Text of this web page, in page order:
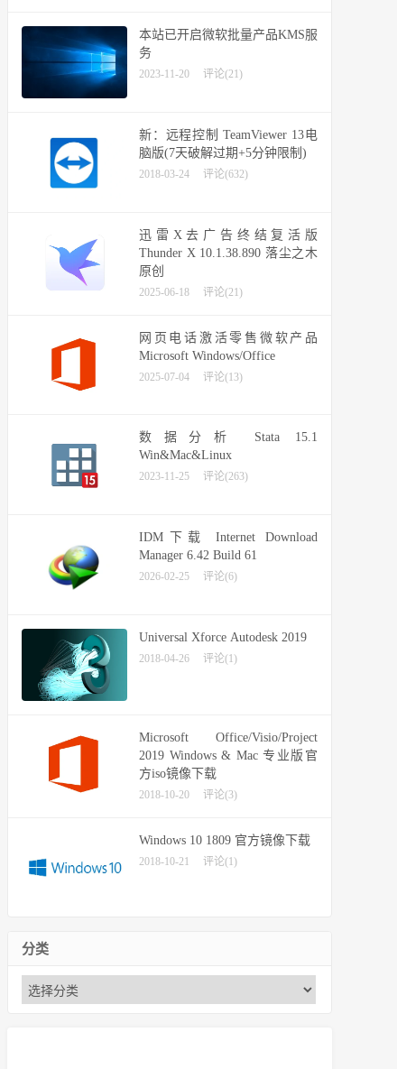
本站已开启微软批量产品KMS服
务
2023-11-20 评论(21)
新：远程控制 TeamViewer 13电
脑版(7天破解过期+5分钟限制)
2018-03-24 评论(632)
迅雷X去广告终结复活版
Thunder X 10.1.38.890 落尘之木
原创
2025-06-18 评论(21)
网页电话激活零售微软产品
Microsoft Windows/Office
2025-07-04 评论(13)
数据分析 Stata 15.1
Win&Mac&Linux
2023-11-25 评论(263)
IDM下载 Internet Download
Manager 6.42 Build 61
2026-02-25 评论(6)
Universal Xforce Autodesk 2019
2018-04-26 评论(1)
Microsoft Office/Visio/Project
2019 Windows & Mac 专业版官
方iso镜像下载
2018-10-20 评论(3)
Windows 10 1809 官方镜像下载
2018-10-21 评论(1)
分类